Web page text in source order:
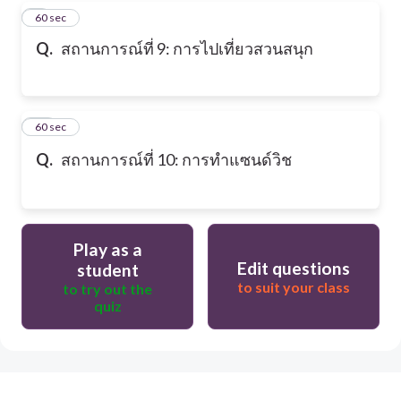
Q. สถานการณ์ที่ 9: การไปเที่ยวสวนสนุก
960 sec
Q. สถานการณ์ที่ 10: การทำแซนด์วิช
10
60 sec
Play as a
student
to try out the
quiz
Edit questions
to suit your class